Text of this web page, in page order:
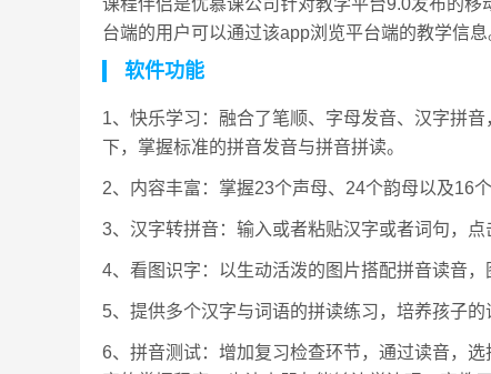
课程伴侣是优慕课公司针对教学平台9.0发布的
台端的用户可以通过该app浏览平台端的教学信息
软件功能
1、快乐学习：融合了笔顺、字母发音、汉字拼
下，掌握标准的拼音发音与拼音拼读。
2、内容丰富：掌握23个声母、24个韵母以及16
3、汉字转拼音：输入或者粘贴汉字或者词句，
4、看图识字：以生动活泼的图片搭配拼音读音，
5、提供多个汉字与词语的拼读练习，培养孩子
6、拼音测试：增加复习检查环节，通过读音，